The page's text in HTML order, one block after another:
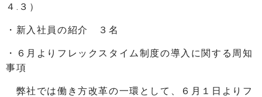
４.３）
・新入社員の紹介 ３名
・６月よりフレックスタイム制度の導入に関する周知
事項
弊社では働き方改革の一環として、６月１日よりフ